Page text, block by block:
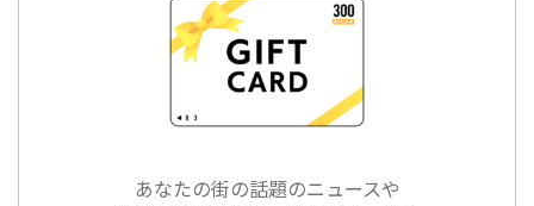
あなたの街の話題のニュースや